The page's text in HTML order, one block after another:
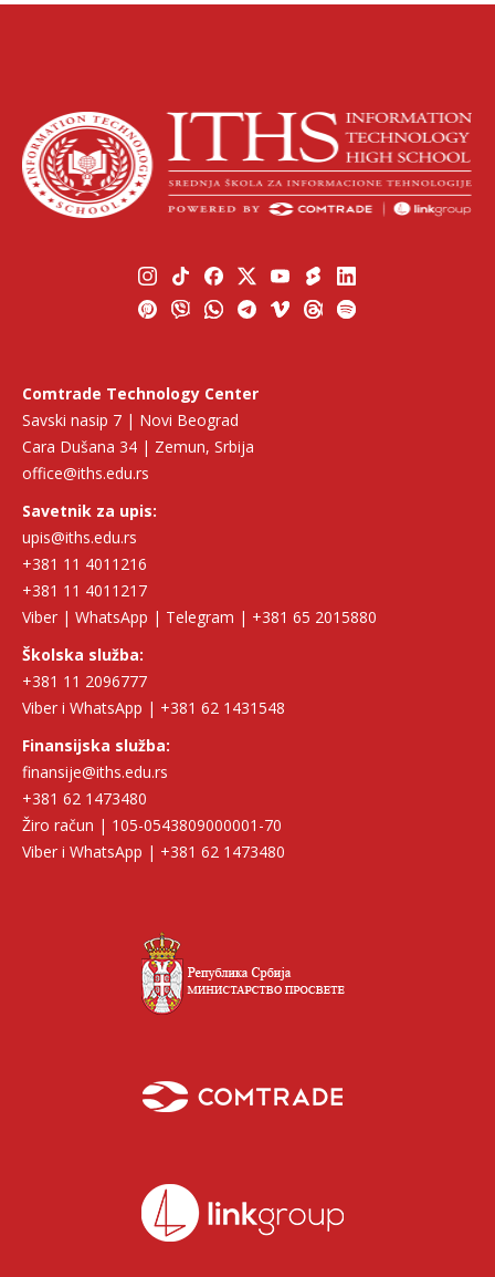
Comtrade Technology Center
Savski nasip 7 | Novi Beograd
Cara Dušana 34 | Zemun, Srbija
office@iths.edu.rs
Savetnik za upis:
upis@iths.edu.rs
+381 11 4011216
+381 11 4011217
Viber | WhatsApp | Telegram | +381 65 2015880
Školska služba:
+381 11 2096777
Viber i WhatsApp | +381 62 1431548
Finansijska služba:
finansije@iths.edu.rs
+381 62 1473480
Žiro račun | 105-0543809000001-70
Viber i WhatsApp | +381 62 1473480